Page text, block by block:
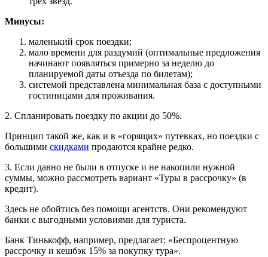
Минусы:
маленький срок поездки;
мало времени для раздумий (оптимальные предложения
начинают появляться примерно за неделю до
планируемой даты отъезда по билетам);
системой представлена минимальная база с доступными
гостиницами для проживания.
2. Спланировать поездку по акции до 50%.
Принцип такой же, как и в «горящих» путевках, но поездки с
большими скидками продаются крайне редко.
3. Если давно не были в отпуске и не накопили нужной
суммы, можно рассмотреть вариант «Туры в рассрочку» (в
кредит).
Здесь не обойтись без помощи агентств. Они рекомендуют
банки с выгодными условиями для туриста.
Банк Тинькофф, например, предлагает: «Беспроцентную
рассрочку и кешбэк 15% за покупку тура».